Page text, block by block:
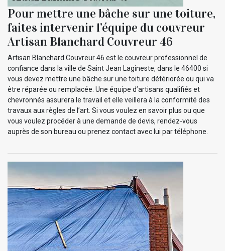
Pour mettre une bâche sur une toiture,
faites intervenir l’équipe du couvreur
Artisan Blanchard Couvreur 46
Artisan Blanchard Couvreur 46 est le couvreur professionnel de
confiance dans la ville de Saint Jean Lagineste, dans le 46400 si
vous devez mettre une bâche sur une toiture détériorée ou qui va
être réparée ou remplacée. Une équipe d’artisans qualifiés et
chevronnés assurera le travail et elle veillera à la conformité des
travaux aux règles de l’art. Si vous voulez en savoir plus ou que
vous voulez procéder à une demande de devis, rendez-vous
auprès de son bureau ou prenez contact avec lui par téléphone.